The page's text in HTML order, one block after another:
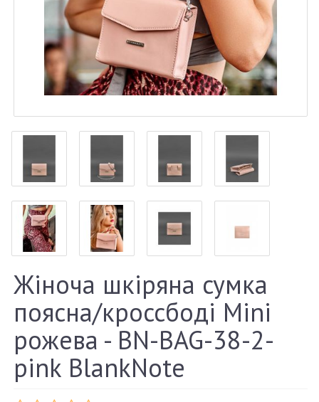
Жіноча шкіряна сумка
поясна/кроссбоді Mini
рожева - BN-BAG-38-2-
pink BlankNote